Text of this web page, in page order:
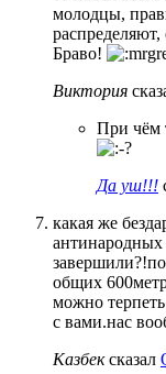
молодцы,
распределяют,
Браво!
Виктория
При чём
Да уш!!!
какая же
общих
можно
с вами.нас
Казбексказал